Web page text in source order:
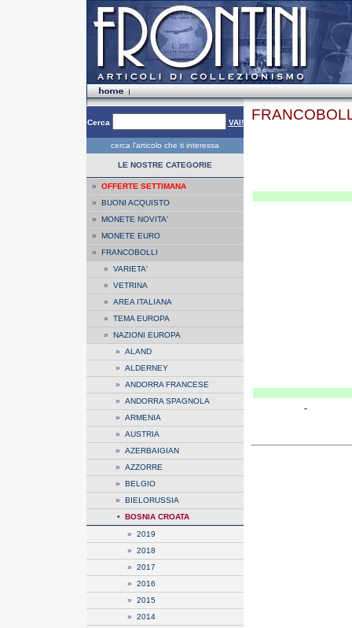
Cerca VAI!
cerca l'articolo che ti interessa
LE NOSTRE CATEGORIE
» OFFERTE SETTIMANA
» BUONI ACQUISTO
» MONETE NOVITA'
» MONETE EURO
» FRANCOBOLLI
» VARIETA'
» VETRINA
» AREA ITALIANA
» TEMA EUROPA
» NAZIONI EUROPA
» ALAND
» ALDERNEY
» ANDORRA FRANCESE
» ANDORRA SPAGNOLA
» ARMENIA
» AUSTRIA
» AZERBAIGIAN
» AZZORRE
» BELGIO
» BIELORUSSIA
•
BOSNIA CROATA
» 2019
» 2018
» 2017
» 2016
» 2015
» 2014